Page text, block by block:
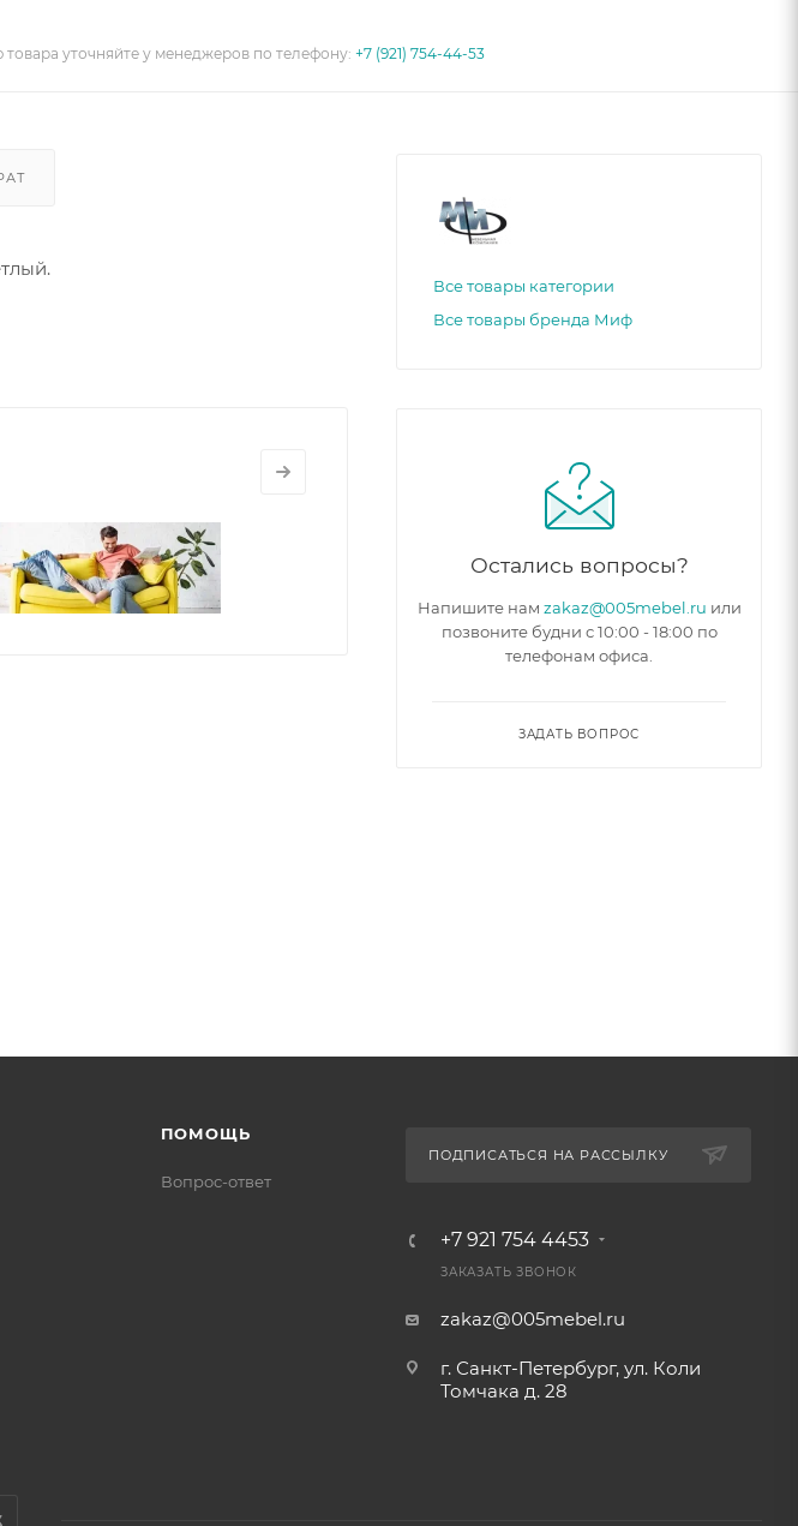
уточняйте у менеджеров по телефону:+7 (921) 754-44-53
Все товары категории
Все товары бренда Миф
Остались вопросы?
Напишите нам zakaz@005mebel.ru или
позвоните будни с 10:00 - 18:00 по
телефонам офиса.
ЗАДАТЬ ВОПРОС
ПОМОЩЬ
Вопрос-ответ
ПОДПИСАТЬСЯ НА РАССЫЛКУ
+7 921 754 4453
ЗАКАЗАТЬ ЗВОНОК
zakaz@005mebel.ru
г. Санкт-Петербург, ул. Коли
Томчака д. 28